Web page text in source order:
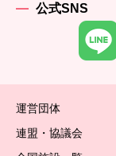
公式SNS
運営団体
連盟・協議会